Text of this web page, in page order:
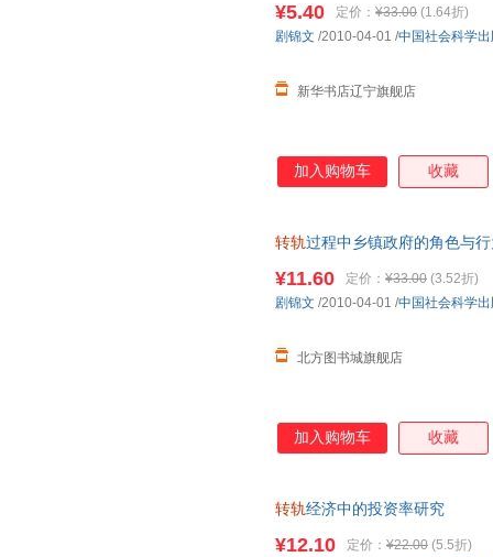
¥5.40 定价： ¥33.00 (1.64折)
新华书店辽宁旗舰店
剧锦文 /2010-04-01 /中国社会科学
加入购物车 收藏
转轨过程中乡镇政府的角色与
次日送达！
¥11.60 定价： ¥33.00 (3.52折)
北方图书城旗舰店
剧锦文 /2010-04-01 /中国社会科学
加入购物车 收藏
转轨经济中的投资率研究
¥12.10 定价： ¥22.00 (5.5折)